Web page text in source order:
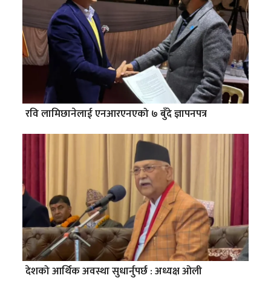
रवि लामिछानेलाई एनआरएनएको ७ बुँदे ज्ञापनपत्र
देशको आर्थिक अवस्था सुधार्नुपर्छ : अध्यक्ष ओली